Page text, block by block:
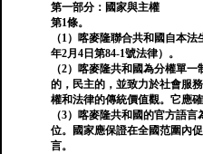
第一部分：國家與主權
第1條。
（1）喀麥隆聯合共和國自本
年2月4日第84-1號法律）。
（2）喀麥隆共和國為分權單
的，民主的，並致力於社會服
權和法律的傳統價值觀。它應
（3）喀麥隆共和國的官方語
位。國家應保證在全國范圍內
言。